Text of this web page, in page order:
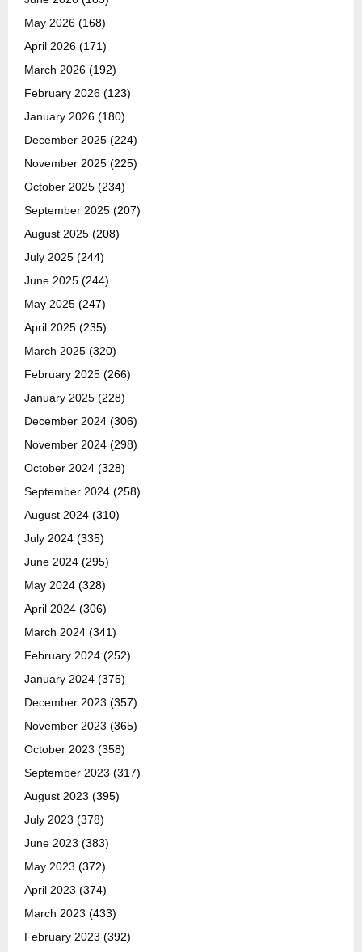
May 2026 (168)
April 2026 (171)
March 2026 (192)
February 2026 (123)
January 2026 (180)
December 2025 (224)
November 2025 (225)
October 2025 (234)
September 2025 (207)
August 2025 (208)
July 2025 (244)
June 2025 (244)
May 2025 (247)
April 2025 (235)
March 2025 (320)
February 2025 (266)
January 2025 (228)
December 2024 (306)
November 2024 (298)
October 2024 (328)
September 2024 (258)
August 2024 (310)
July 2024 (335)
June 2024 (295)
May 2024 (328)
April 2024 (306)
March 2024 (341)
February 2024 (252)
January 2024 (375)
December 2023 (357)
November 2023 (365)
October 2023 (358)
September 2023 (317)
August 2023 (395)
July 2023 (378)
June 2023 (383)
May 2023 (372)
April 2023 (374)
March 2023 (433)
February 2023 (392)